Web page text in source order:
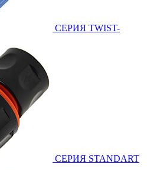
СЕРИЯ TWIST-
СЕРИЯ STANDART